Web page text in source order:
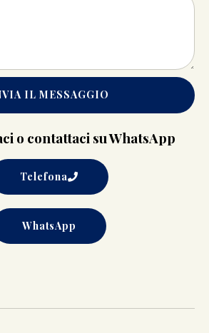
IL MESSAGGIO
o contattaci su WhatsApp
Telefona
WhatsApp